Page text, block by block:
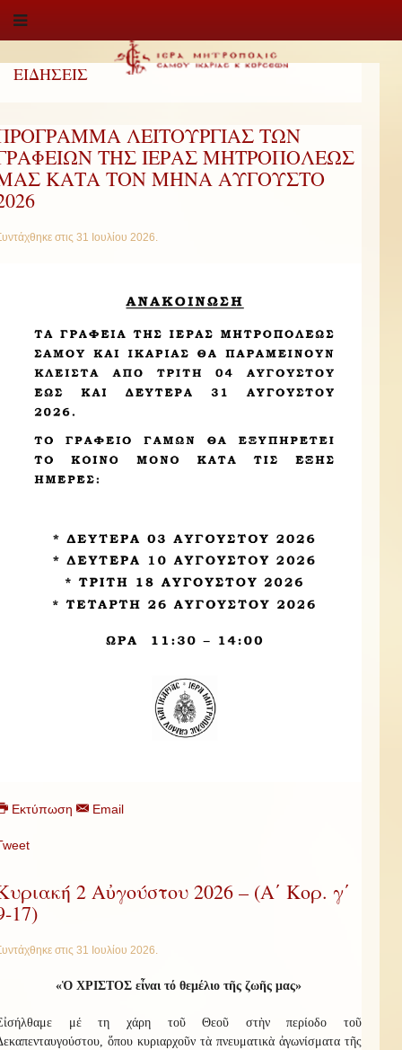
ΕΙΔΗΣΕΙΣ
ΛΕΙΤΟΥΡΓΙΑΣ ΤΩΝ
ΤΗΣ ΙΕΡΑΣ ΜΗΤΡΟΠΟΛΕΩΣ
ΚΑΤΑ ΤΟΝ ΜΗΝΑ ΑΥΓΟΥΣΤΟ
στις 31 Ιουλίου 2026.
Εκτύπωση Email
2 Αὐγούστου 2026 – (Α΄ Κορ. γ΄
17)
στις 31 Ιουλίου 2026.
«Ὁ ΧΡΙΣΤΟΣ εἶναι τό θεμέλιο τῆς ζωῆς μας»
μέ τη χάρη τοῦ Θεοῦ στὴν περίοδο τοῦ
ὅπου κυριαρχοῦν τὰ πνευματικὰ ἀγωνίσματα τῆς